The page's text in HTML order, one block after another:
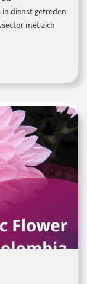
in dienst getreden
met zich